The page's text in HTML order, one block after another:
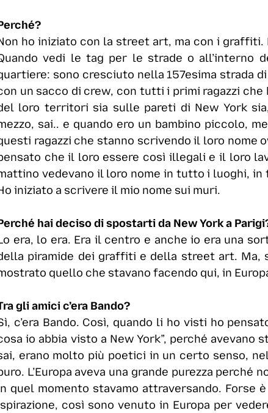
ho iniziato con la street art, ma con i
vedi le tag per le strade o all’interno
sono cresciuto nella 157esima strada
un sacco di crew, con tutti i primi ragazzi
loro territori sia sulle pareti di New York
sai.. e quando ero un bambino piccolo,
ragazzi che stanno scrivendo il loro nome
che il loro essere così illegali e il loro
vedevano il loro nome in tutto i luoghi,
iniziato a scrivere il mio nome sui muri.
hai deciso di spostarti da New York a
era, lo era. Era il centro e anche io era una
piramide dei graffiti e della street art. Ma,
quello che stavano facendo qui, in
gli amici c’era Bando?
c’era Bando. Così, quando li ho visti ho
io abbia visto a New York”, perché
erano molto più poetici in un certo senso,
L’Europa aveva una grande purezza
quel momento stavamo attraversando.
così sono venuto in Europa per